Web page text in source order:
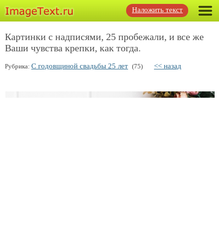
Наложить текст
Картинки с надписями, 25 пробежали, и все же
Ваши чувства крепки, как тогда.
Рубрика: С годовщиной свадьбы 25 лет (75) << назад